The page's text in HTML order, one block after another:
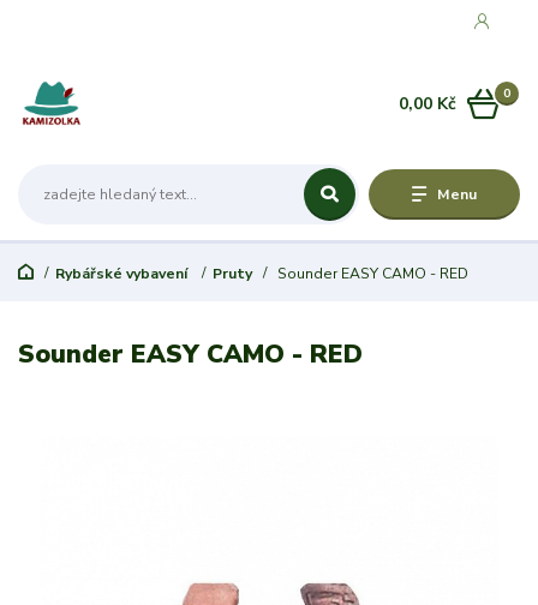
Menu
0
0,00 Kč
Rybářské vybavení Pruty Sounder EASY CAMO - RED
Sounder EASY CAMO - RED